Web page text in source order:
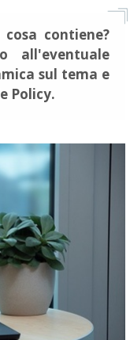
contiene?
all'eventuale
sul tema e
Policy.